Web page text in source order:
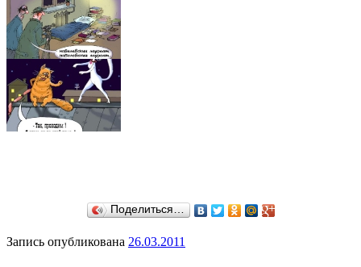
Поделиться…
Запись опубликована 26.03.2011